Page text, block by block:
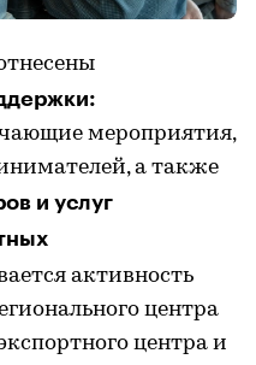
мероприятия,
а также
и услуг
активность
центра
центра и